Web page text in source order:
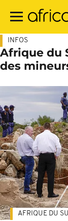
contenu
INFOS
Afrique du
des
AFRIQUE DU